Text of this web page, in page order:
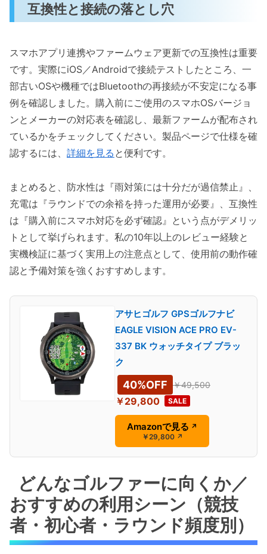
互換性と接続の落とし穴
スマホアプリ連携やファームウェア更新での互換性は重要
です。実際にiOS／Androidで接続テストしたところ、一
部古いOSや機種ではBluetoothの再接続が不安定になる事
例を確認しました。購入前にご使用のスマホOSバージョ
ンとメーカーの対応表を確認し、最新ファームが配布され
ているかをチェックしてください。製品ページで仕様を確
認するには、 詳細を見る と便利です。
まとめると、防水性は『雨対策には十分だが過信禁止』、
充電は『ラウンドでの余裕を持った運用が必要』、互換性
は『購入前にスマホ対応を必ず確認』という点がデメリッ
トとして挙げられます。私の10年以上のレビュー経験と
実機検証に基づく実用上の注意点として、使用前の動作確
認と予備対策を強くおすすめします。
アサヒゴルフ GPSゴルフナビ
EAGLE VISION ACE PRO EV-
337 BK ウォッチタイプ ブラッ
ク
￥49,500
￥29,800 SALE
40%OFF
Amazonで見る ↗
￥29,800 ↗
どんなゴルファーに向くか／
おすすめの利用シーン（競技
者・初心者・ラウンド頻度別）